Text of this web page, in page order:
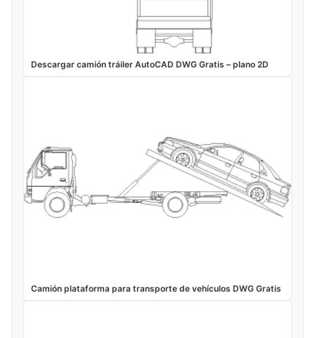
Descargar camión tráiler AutoCAD DWG Gratis – plano 2D
Camión plataforma para transporte de vehículos DWG Gratis